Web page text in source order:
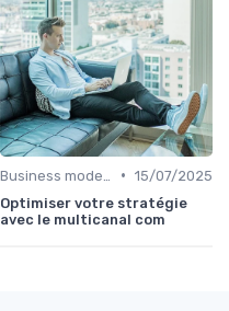
• 15/07/2025
Optimiser votre stratégie
avec le multicanal com